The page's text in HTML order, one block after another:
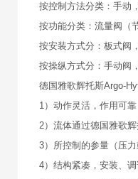
按控制方法分类：手动
按功能分类：流量阀（
按安装方式分：板式阀
按操纵方式分：手动阀
德国雅歌辉托斯Argo-
1）动作灵活，作用可
2）流体通过德国雅歌
3）所控制的参量（压
4）结构紧凑，安装、